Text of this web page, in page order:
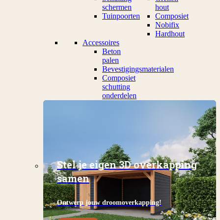
schermen
Tuinpoorten
hout
Composiet
Nobifix
Hardhout
Accessoires
Beton
palen
Bevestigingsmaterialen
Composiet
schutting
onderdelen
Stel je eigen 3D overkapping
samen
Ontwerp jouw droomoverkapping!